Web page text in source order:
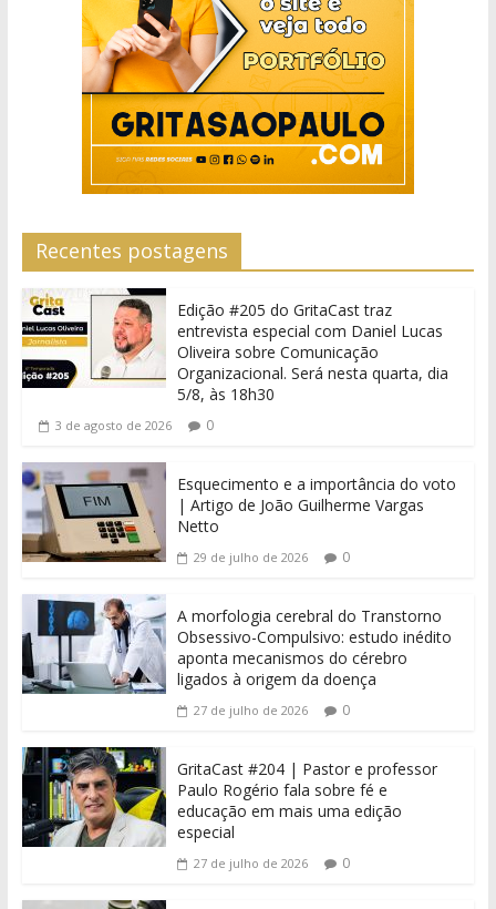
Recentes postagens
Edição #205 do GritaCast traz
entrevista especial com Daniel Lucas
Oliveira sobre Comunicação
Organizacional. Será nesta quarta, dia
5/8, às 18h30
3 de agosto de 2026 0
Esquecimento e a importância do voto
| Artigo de João Guilherme Vargas
Netto
29 de julho de 2026 0
A morfologia cerebral do Transtorno
Obsessivo-Compulsivo: estudo inédito
aponta mecanismos do cérebro
ligados à origem da doença
27 de julho de 2026 0
GritaCast #204 | Pastor e professor
Paulo Rogério fala sobre fé e
educação em mais uma edição
especial
27 de julho de 2026 0